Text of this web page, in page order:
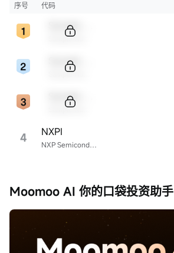
序号 代码
4 NXP Semiconductors
NXPI
Moomoo AI 你的口袋投资助手